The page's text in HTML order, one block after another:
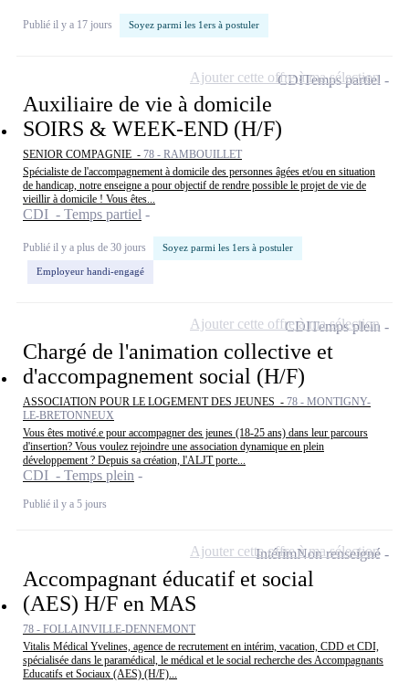
Publié il y a 17 jours Soyez parmi les 1ers à postuler
Auxiliaire de vie à domicile
SOIRS & WEEK-END (H/F)
SENIOR COMPAGNIE - 78 - RAMBOUILLET
Spécialiste de l'accompagnement à domicile des personnes âgées et/ou en situation
de handicap, notre enseigne a pour objectif de rendre possible le projet de vie de
vieillir à domicile ! Vous êtes...
CDI - Temps partiel
Publié il y a plus de 30 jours Soyez parmi les 1ers à postuler
Employeur handi-engagé
CDITemps partiel
Ajouter cette offre à ma sélection
Chargé de l'animation collective et
d'accompagnement social (H/F)
ASSOCIATION POUR LE LOGEMENT DES JEUNES - 78 - MONTIGNY-
LE-BRETONNEUX
Vous êtes motivé.e pour accompagner des jeunes (18-25 ans) dans leur parcours
d'insertion? Vous voulez rejoindre une association dynamique en plein
développement ? Depuis sa création, l'ALJT porte...
CDI - Temps plein
Publié il y a 5 jours
CDITemps plein
Ajouter cette offre à ma sélection
Accompagnant éducatif et social
(AES) H/F en MAS
78 - FOLLAINVILLE-DENNEMONT
Vitalis Médical Yvelines, agence de recrutement en intérim, vacation, CDD et CDI,
spécialisée dans le paramédical, le médical et le social recherche des Accompagnants
Educatifs et Sociaux (AES) (H/F)...
IntérimNon renseigné
Ajouter cette offre à ma sélection